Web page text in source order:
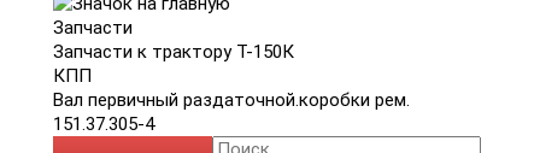
Запчасти
Запчасти к трактору Т-150К
КПП
Вал первичный раздаточной.коробки рем.
151.37.305-4